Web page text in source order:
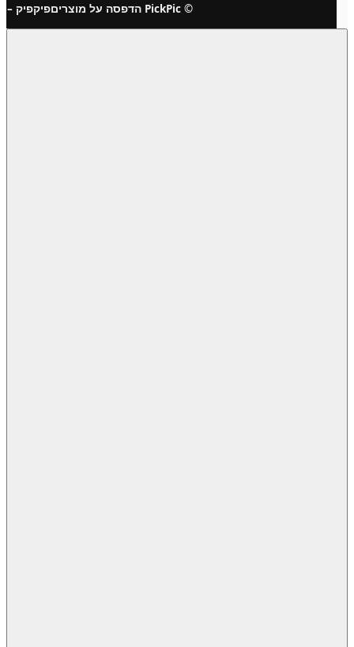
© PickPic הדפסה על מוצרים פיקפיק –